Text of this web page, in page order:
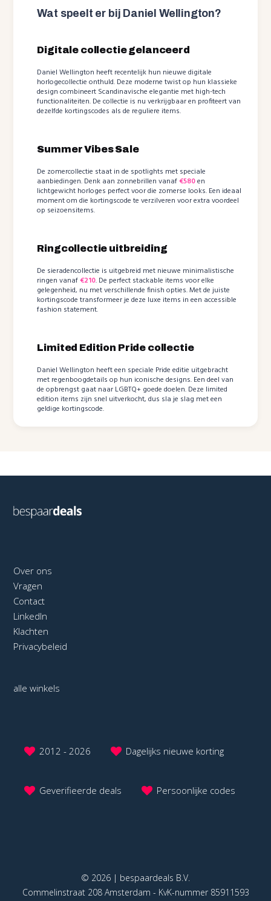
Wat speelt er bij Daniel Wellington?
Digitale collectie gelanceerd
Daniel Wellington heeft recentelijk hun nieuwe digitale
horlogecollectie onthuld. Deze moderne twist op hun klassieke
design combineert Scandinavische elegantie met high-tech
functionaliteiten. De collectie is nu verkrijgbaar en profiteert van
dezelfde kortingscodes als de reguliere items.
Summer Vibes Sale
De zomercollectie staat in de spotlights met speciale
aanbiedingen. Denk aan zonnebrillen vanaf€580en
lichtgewicht horloges perfect voor die zomerse looks. Een ideaal
moment om die kortingscode te verzilveren voor extra voordeel
op seizoensitems.
Ringcollectie uitbreiding
De sieradencollectie is uitgebreid met nieuwe minimalistische
ringen vanaf€210. De perfect stackable items voor elke
gelegenheid, nu met verschillende finish opties. Met de juiste
kortingscode transformeer je deze luxe items in een accessible
fashion statement.
Limited Edition Pride collectie
Daniel Wellington heeft een speciale Pride editie uitgebracht
met regenboogdetails op hun iconische designs. Een deel van
de opbrengst gaat naar LGBTQ+ goede doelen. Deze limited
edition items zijn snel uitverkocht, dus sla je slag met een
geldige kortingscode.
Over ons
Vragen
Contact
LinkedIn
Klachten
Privacybeleid
alle winkels
2012 - 2026 Dagelijks nieuwe korting
Geverifieerde deals Persoonlijke codes
© 2026 | bespaardeals B.V.
Commelinstraat 208 Amsterdam - KvK-nummer 85911593